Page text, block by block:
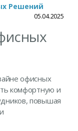
Решений
05.04.2025
офисных
комфортную и
повышая